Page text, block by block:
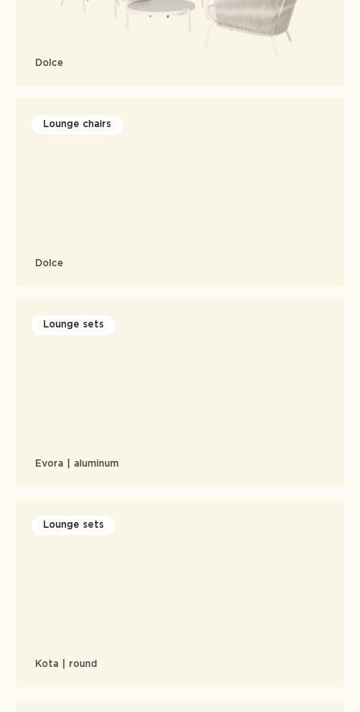
Dolce
Lounge chairs
Dolce
Lounge sets
Evora | aluminum
Lounge sets
Kota | round